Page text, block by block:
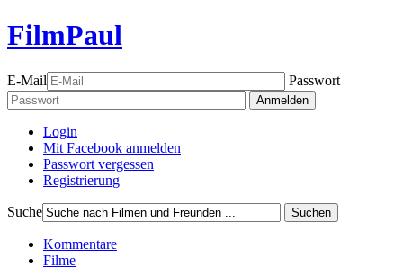
FilmPaul
E-Mail Passwort
Anmelden
Login
Mit Facebook anmelden
Passwort vergessen
Registrierung
Suche Suchen
Kommentare
Filme